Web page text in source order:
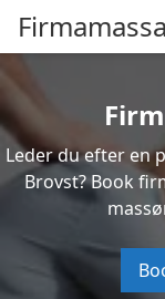
Leder du efter en
Brovst? Book